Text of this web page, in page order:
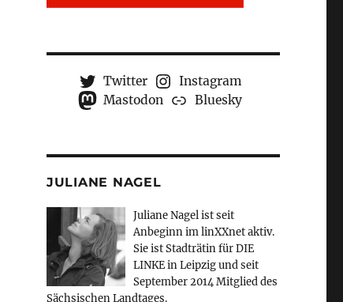
Twitter
Instagram
Mastodon
Bluesky
JULIANE NAGEL
Juliane Nagel ist seit
Anbeginnim linXXnet aktiv.
Sie ist Stadträtin für DIE
LINKE in Leipzig und seit
September 2014 Mitglied des
Sächsischen Landtages.